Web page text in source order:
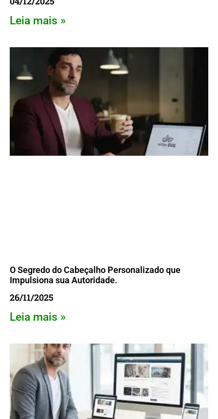
Leia mais »
O Segredo do Cabeçalho Personalizado que
Impulsiona sua Autoridade.
26/11/2025
Leia mais »